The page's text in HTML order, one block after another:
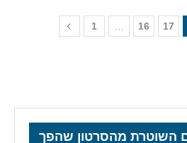
1 16 17
השוטרת מהסרטון שהפך